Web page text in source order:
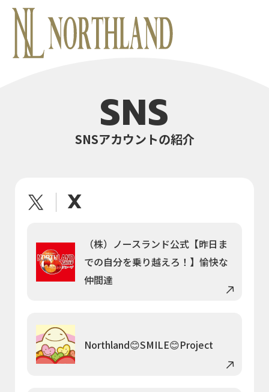
SNS
SNSアカウントの紹介
X
（株）ノースランド公式【昨日ま
での自分を乗り越えろ！】愉快な
仲間達
Northland😊SMILE😊Project